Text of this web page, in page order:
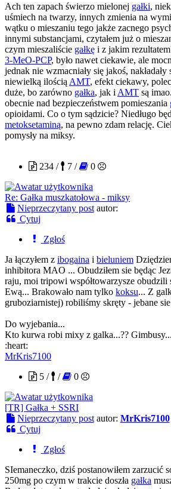
Ach ten zapach świerzo mielonej gałki,
uśmiech na twarzy, innych zmienia na
wątku o mieszaniu tego jakże zacnego
innymi substancjami, czytałem już o
czym mieszaliście gałkę i z jakim
3-MeO-PCP, było nawet ciekawie, ale
jednak nie wzmacniały się jakoś,
niewielką ilością AMT, efekt ciekawy,
duże, bo zarówno gałka, jak i AMT są
obecnie nad bezpieczeństwem pomieszania
opioidami. Co o tym sądzicie? Niedługo
metoksetaminą, na pewno zdam relację.
pomysły na miksy.
234 /
7 / 0
Re: Gałka muszkatołowa - miksy
Nieprzeczytany post autor:
Cytuj
Zgłoś
Ja łączyłem z ibogaina i bieluniem
inhibitora MAO ... Obudziłem sie będąc
raju, moi tripowi współtowarzysze obudzili
Ewą... Brakowało nam tylko koksu... Z
gruboziarnistej) robiliśmy skręty - jebane
Do wyjebania...
Kto kurwa robi mixy z galka...??
:heart:
MrKris7100
5 /
/ 0
[TR] Gałka + SSRI
Nieprzeczytany post autor: MrKris7100
Cytuj
Zgłoś
SIemaneczko, dziś postanowiłem zarzucić
250mg po czym w trakcie doszła gałka